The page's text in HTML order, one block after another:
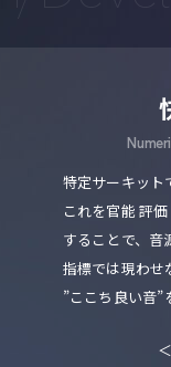
特定サーキット
これを官能 評
することで、音
指標では現わせ
”ここち良い音”